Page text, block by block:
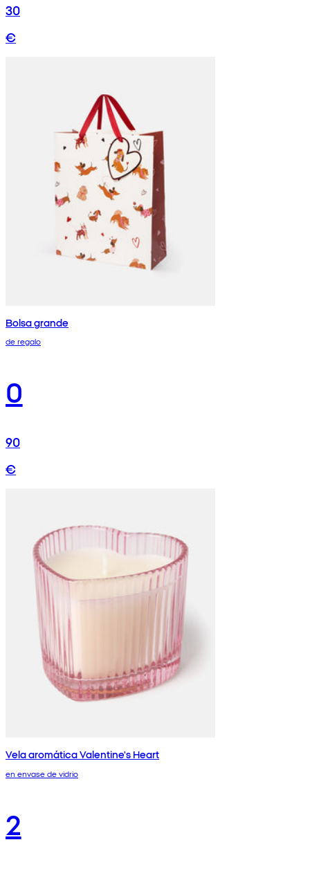
30
€
Bolsa grande
de regalo
0
90
€
Vela aromática Valentine's Heart
en envase de vidrio
2